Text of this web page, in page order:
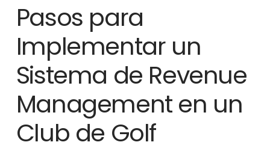
Pasos para
Implementar un
Sistema de Revenue
Management en un
Club de Golf